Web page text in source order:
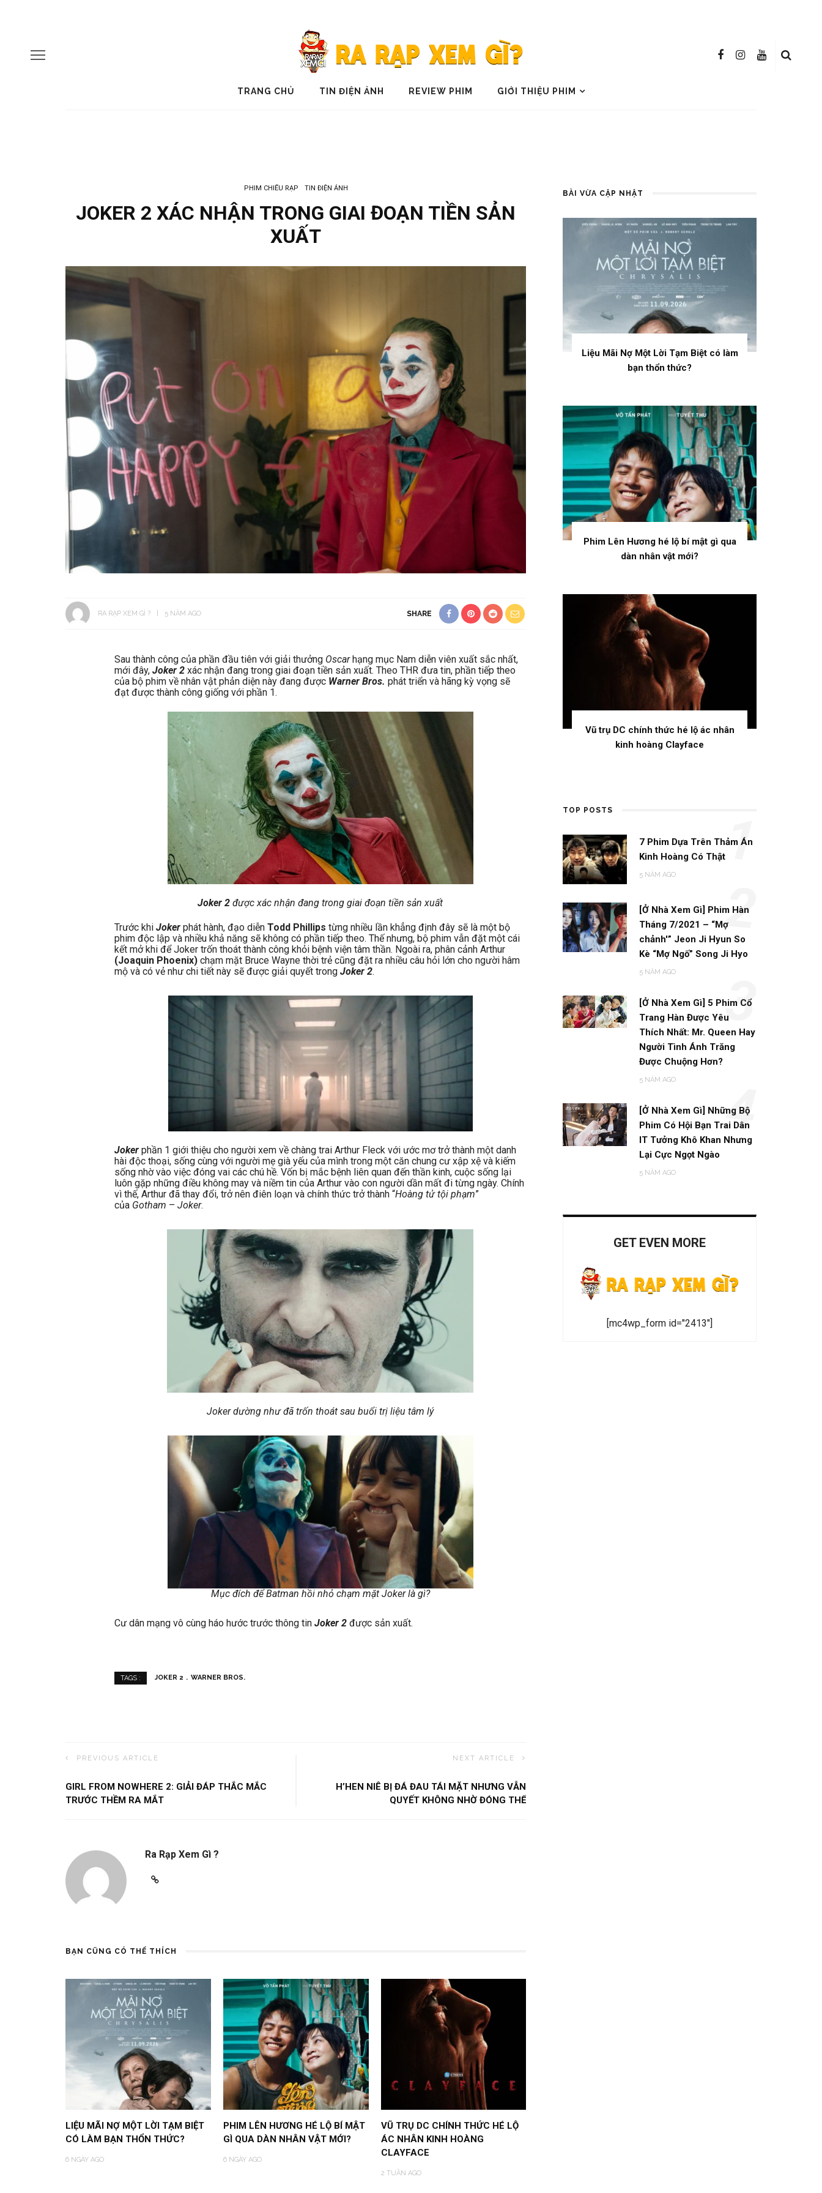
TRANG CHỦ TIN ĐIỆN ẢNH REVIEW PHIM GIỚI THIỆU PHIM
PHIM CHIẾU RẠP TIN ĐIỆN ẢNH
JOKER 2 XÁC NHẬN TRONG GIAI ĐOẠN TIỀN SẢN
XUẤT
RA RẠP XEM GÌ ? 5 NĂM AGO SHARE
Sau thành công của phần đầu tiên với giải thưởng Oscarhạng mục Nam diễn viên xuất sắc nhất,
mới đây, Joker 2 xác nhận đang trong giai đoạn tiền sản xuất. Theo THR đưa tin, phần tiếp theo
của bộ phim về nhân vật phản diện này đang được Warner Bros. phát triển và hãng kỳ vọng sẽ
đạt được thành công giống với phần 1.
Joker 2 được xác nhận đang trong giai đoạn tiền sản xuất
Trước khi Joker phát hành, đạo diễn Todd Phillips từng nhiều lần khẳng định đây sẽ là một bộ
phim độc lập và nhiều khả năng sẽ không có phần tiếp theo. Thế nhưng, bộ phim vẫn đặt một cái
kết mở khi để Joker trốn thoát thành công khỏi bệnh viện tâm thần. Ngoài ra, phân cảnh Arthur
(Joaquin Phoenix) chạm mặt Bruce Wayne thời trẻ cũng đặt ra nhiều câu hỏi lớn cho người hâm
mộ và có vẻ như chi tiết này sẽ được giải quyết trong Joker 2.
Joker phần 1 giới thiệu cho người xem về chàng trai Arthur Fleck với ước mơ trở thành một danh
hài độc thoại, sống cùng với người mẹ già yếu của mình trong một căn chung cư xập xệ và kiếm
sống nhờ vào việc đóng vai các chú hề. Vốn bị mắc bệnh liên quan đến thần kinh, cuộc sống lại
luôn gặp những điều không may và niềm tin của Arthur vào con người dần mất đi từng ngày. Chính
vì thế, Arthur đã thay đổi, trở nên điên loạn và chính thức trở thành “Hoàng tử tội phạm”
của Gotham – Joker.
Joker dường như đã trốn thoát sau buổi trị liệu tâm lý
Mục đích để Batman hồi nhỏ chạm mặt Joker là gì?
Cư dân mạng vô cùng háo hước trước thông tin Joker 2 được sản xuất.
TAGS : JOKER 2 WARNER BROS.
PREVIOUS ARTICLE
GIRL FROM NOWHERE 2: GIẢI ĐÁP THẮC MẮC
TRƯỚC THỀM RA MẮT
NEXT ARTICLE
H’HEN NIÊ BỊ ĐÁ ĐAU TÁI MẶT NHƯNG VẪN
QUYẾT KHÔNG NHỜ ĐÓNG THẾ
Ra Rạp Xem Gì ?
BẠN CŨNG CÓ THỂ THÍCH
LIỆU MÃI NỢ MỘT LỜI TẠM BIỆT
CÓ LÀM BẠN THỔN THỨC?
6 NGÀY AGO
PHIM LÊN HƯƠNG HÉ LỘ BÍ MẬT
GÌ QUA DÀN NHÂN VẬT MỚI?
6 NGÀY AGO
VŨ TRỤ DC CHÍNH THỨC HÉ LỘ
ÁC NHÂN KINH HOÀNG
CLAYFACE
2 TUẦN AGO
BÀI VỪA CẬP NHẬT
Liệu Mãi Nợ Một Lời Tạm Biệt có làm
bạn thổn thức?
Phim Lên Hương hé lộ bí mật gì qua
dàn nhân vật mới?
Vũ trụ DC chính thức hé lộ ác nhân
kinh hoàng Clayface
TOP POSTS
7 Phim Dựa Trên Thảm Án
Kinh Hoàng Có Thật
5 NĂM AGO
1
[Ở Nhà Xem Gì] Phim Hàn
Tháng 7/2021 – “Mợ
chảnh'” Jeon Ji Hyun So
Kè “Mợ Ngố” Song Ji Hyo
5 NĂM AGO
2
[Ở Nhà Xem Gì] 5 Phim Cổ
Trang Hàn Được Yêu
Thích Nhất: Mr. Queen Hay
Người Tình Ánh Trăng
Được Chuộng Hơn?
5 NĂM AGO
3
[Ở Nhà Xem Gì] Những Bộ
Phim Có Hội Bạn Trai Dân
IT Tưởng Khô Khan Nhưng
Lại Cực Ngọt Ngào
5 NĂM AGO
4
GET EVEN MORE
[mc4wp_form id="2413"]